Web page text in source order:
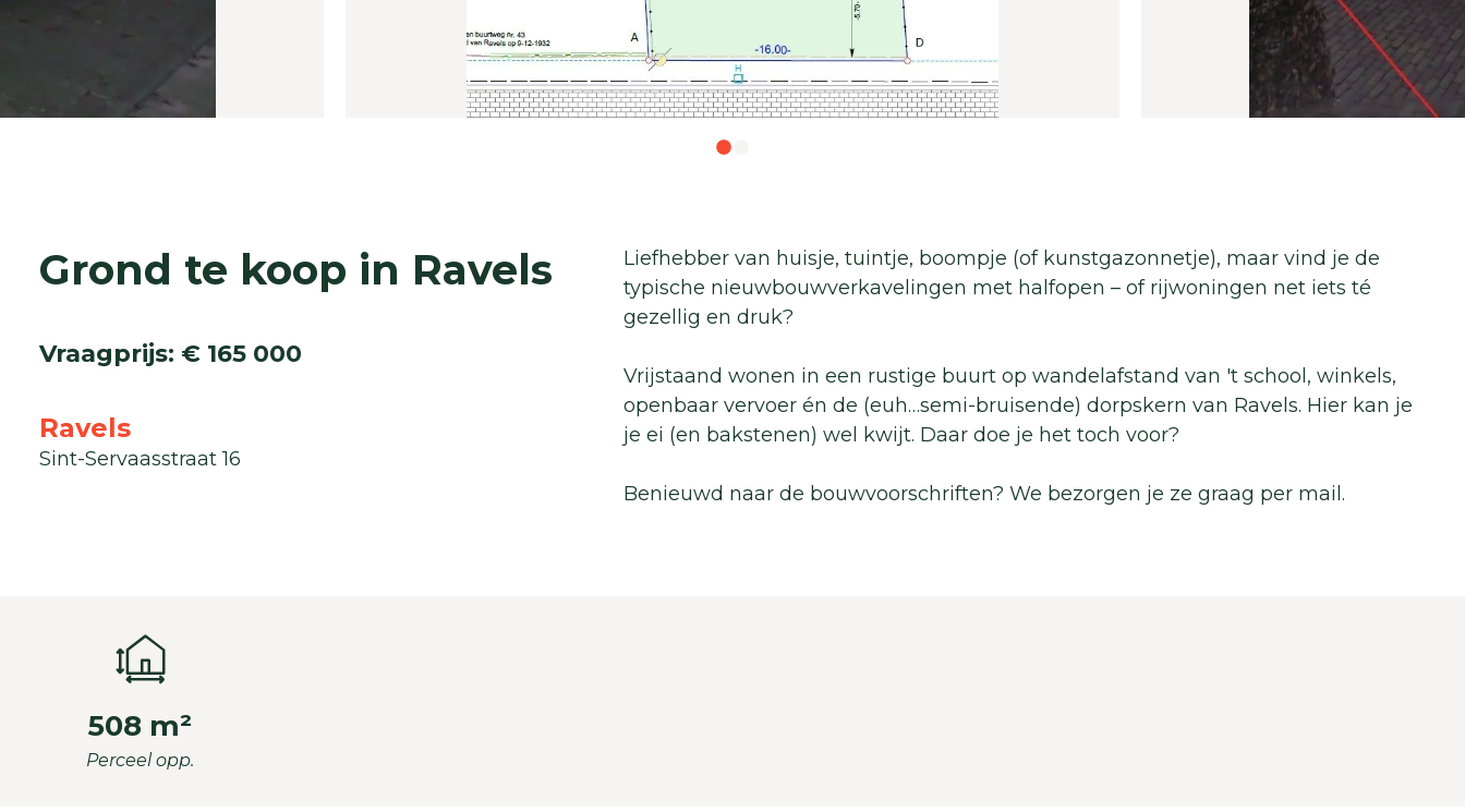
Grond te koop in Ravels
Vraagprijs: € 165 000
Ravels
Sint-Servaasstraat 16
Liefhebber van huisje, tuintje, boompje (of kunstgazonnetje), maar vind je de
typische nieuwbouwverkavelingen met halfopen – of rijwoningen net iets té
gezellig en druk?
Vrijstaand wonen in een rustige buurt op wandelafstand van 't school, winkels,
openbaar vervoer én de (euh…semi-bruisende) dorpskern van Ravels. Hier kan je
je ei (en bakstenen) wel kwijt. Daar doe je het toch voor?
Benieuwd naar de bouwvoorschriften? We bezorgen je ze graag per mail.
508 m²
Perceel opp.